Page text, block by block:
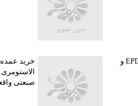
فروش عمده فوم EPDM و
خرید
الاستومری
صنعتی